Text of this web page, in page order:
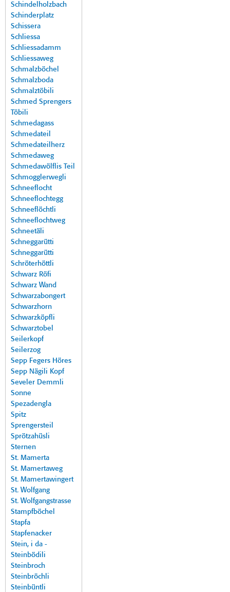
Schindelholzbach
Schinderplatz
Schissera
Schliessa
Schliessadamm
Schliessaweg
Schmalzböchel
Schmalzboda
Schmalztöbili
Schmed Sprengers
Töbili
Schmedagass
Schmedateil
Schmedateilherz
Schmedaweg
Schmedawölflis Teil
Schmogglerwegli
Schneeflocht
Schneeflochtegg
Schneeflöchtli
Schneeflochtweg
Schneetäli
Schneggarütti
Schneggarütti
Schröterhöttli
Schwarz Röfi
Schwarz Wand
Schwarzabongert
Schwarzhorn
Schwarzköpfli
Schwarztobel
Seilerkopf
Seilerzog
Sepp Fegers Höres
Sepp Nägili Kopf
Seveler Demmli
Sonne
Spezadengla
Spitz
Sprengersteil
Sprötzahüsli
Sternen
St. Mamerta
St. Mamertaweg
St. Mamertawingert
St. Wolfgang
St. Wolfgangstrasse
Stampfböchel
Stapfa
Stapfenacker
Stein, i da -
Steinbödili
Steinbroch
Steinbröchli
Steinbüntli